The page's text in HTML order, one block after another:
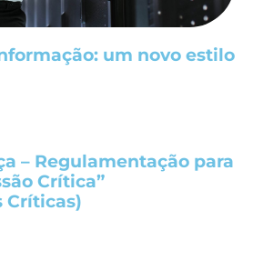
um novo estilo
– Regulamentação para
Crítica”
Críticas)